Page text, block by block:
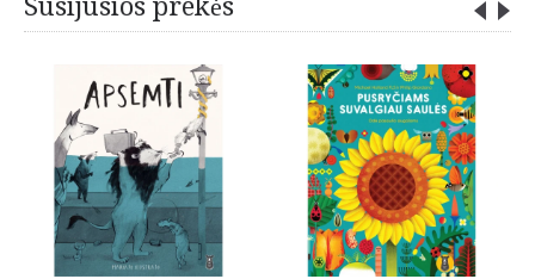
Susijusios prekės